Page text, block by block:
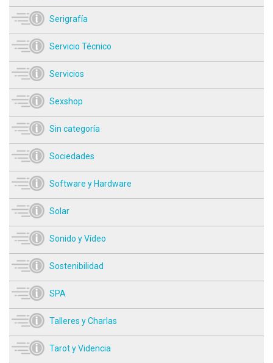
Serigrafía
Servicio Técnico
Servicios
Sexshop
Sin categoría
Sociedades
Software y Hardware
Solar
Sonido y Vídeo
Sostenibilidad
SPA
Talleres y Charlas
Tarot y Videncia